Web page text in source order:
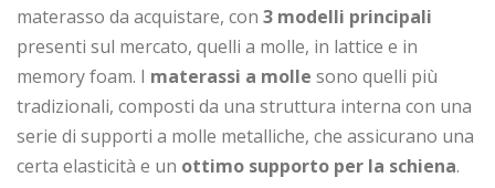
materasso da acquistare, con 3 modelli principali
presenti sul mercato, quelli a molle, in lattice e in
memory foam. I materassi a molle sono quelli più
tradizionali, composti da una struttura interna con una
serie di supporti a molle metalliche, che assicurano una
certa elasticità e un ottimo supporto per la schiena.